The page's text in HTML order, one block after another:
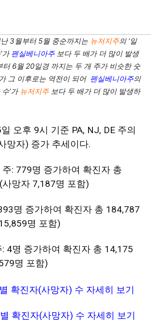
3월부터 5월 중순까지는 뉴저지주의 ‘일
가 펜실베니아주 보다 두 배가 더 많이 발생
터 6월 20일경 까지는 두 개 주가 비슷한 숫
그 이후로는 역전이 되어 펜실베니아주의
’가 뉴저지주 보다 두 배가 더 많이 발생하
오후 9시 기준 PA, NJ, DE 주의
망자) 증가 추세이다.
: 779명 증가하여 확진자 총
망자 7,187명 포함)
명 증가하여 확진자 총 184,787
명 포함)
4명 증가하여 확진자 총 14,175
명 포함)
확진자(사망자) 수 자세히 보기
확진자(사망자) 수 자세히 보기